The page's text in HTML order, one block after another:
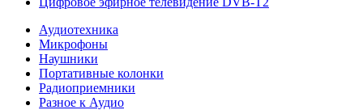
Аудиотехника
Микрофоны
Наушники
Портативные колонки
Радиоприемники
Разное к Аудио